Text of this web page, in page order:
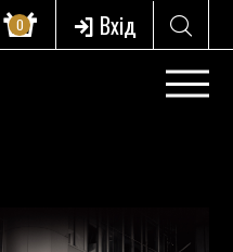
0 Вхід